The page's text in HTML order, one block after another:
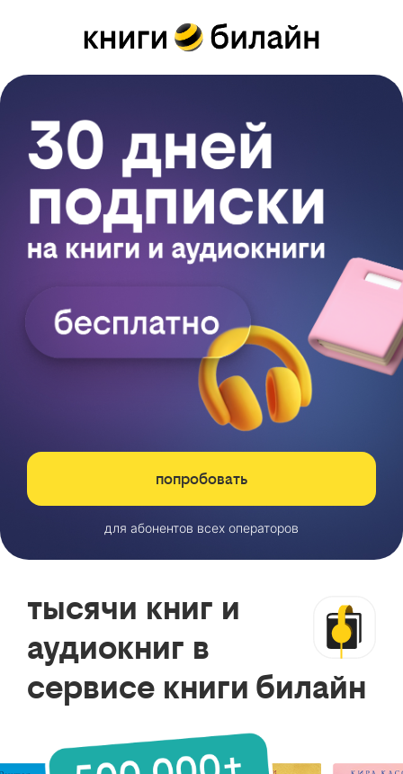
попробовать
для абонентов всех операторов
тысячи книг и
аудиокниг в
сервисе книги билайн